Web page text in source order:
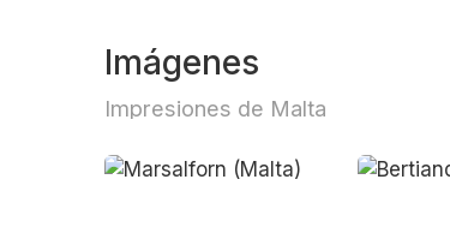
Imágenes
Impresiones de Malta